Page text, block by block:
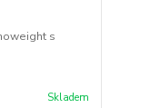
s
Skladem